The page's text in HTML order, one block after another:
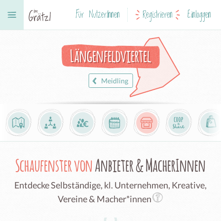
Für NutzerInnen Registrieren Einloggen
Längenfeldviertel
Meidling
Schaufenster vonAnbieter & MacherInnen
Entdecke Selbständige, kl. Unternehmen, Kreative,
Vereine & Macher*innen